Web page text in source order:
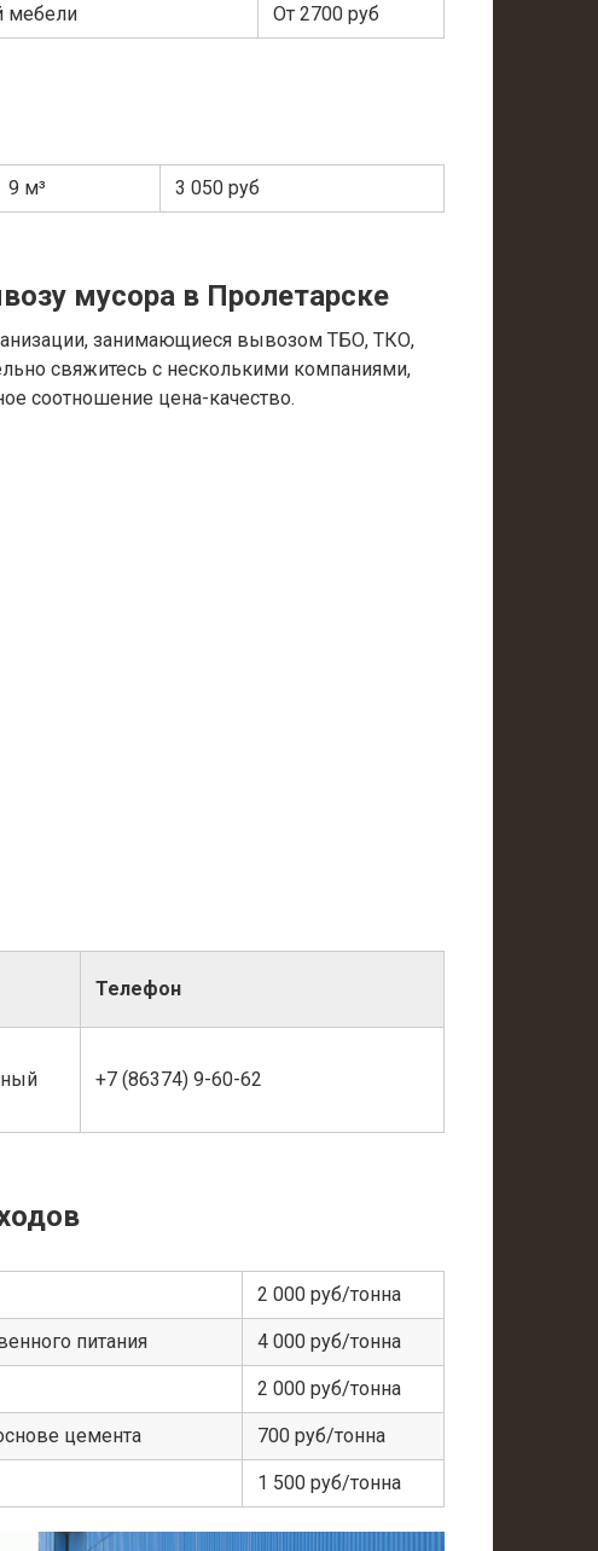
мебели От 2700 руб
9 м³ 3 050 руб
мусора в Пролетарске
занимающиеся вывозом ТБО, ТКО,
свяжитесь с несколькими компаниями,
соотношение цена-качество.
Телефон
+7 (86374) 9-60-62
2 000 руб/тонна
питания 4 000 руб/тонна
2 000 руб/тонна
цемента 700 руб/тонна
1 500 руб/тонна